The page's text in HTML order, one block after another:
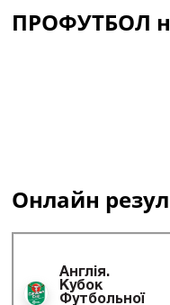
ПРОФУТБОЛ
Онлайн